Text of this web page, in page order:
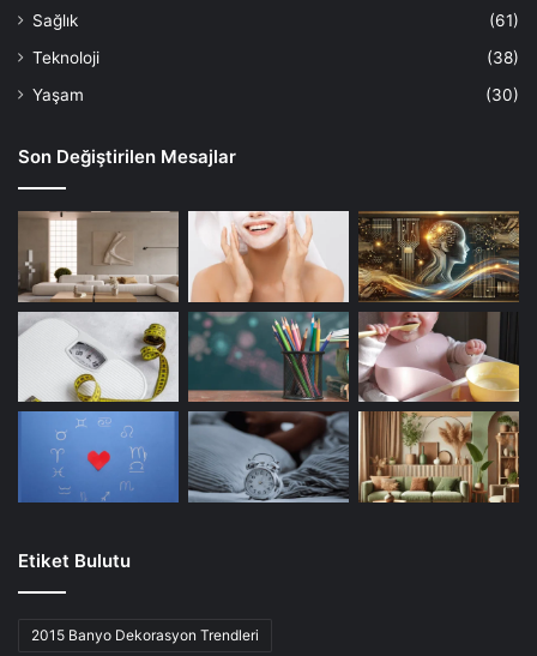
Sağlık
(61)
Teknoloji
(38)
Yaşam
(30)
Son Değiştirilen Mesajlar
Etiket Bulutu
2015 Banyo Dekorasyon Trendleri